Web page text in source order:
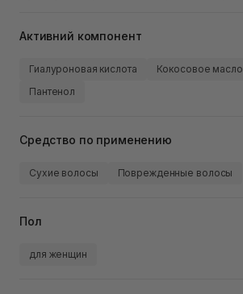
Активний компонент
Гиалуроновая кислота Кокосовое масло
Пантенол
Средство по применению
Сухие волосы Поврежденные волосы
Пол
для женщин